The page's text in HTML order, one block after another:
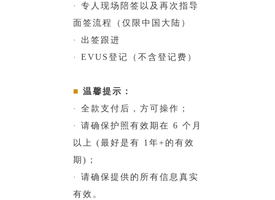
· 专人现场陪签以及再次指导
面签流程（仅限中国大陆）
· 出签跟进
· EVUS登记（不含登记费）
■ 温馨提示：
· 全款支付后，方可操作；
· 请确保护照有效期在 6 个月
以上 (最好是有 1年+的有效
期)；
· 请确保提供的所有信息真实
有效。